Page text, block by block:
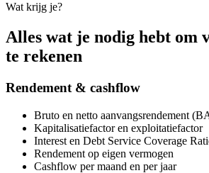
Wat krijg je?
Alles wat je nodig hebt om
te rekenen
Rendement & cashflow
Bruto en netto aanvangsrendement
Kapitalisatiefactor en exploitatiefactor
Interest en Debt Service Coverage
Rendement op eigen vermogen
Cashflow per maand en per jaar